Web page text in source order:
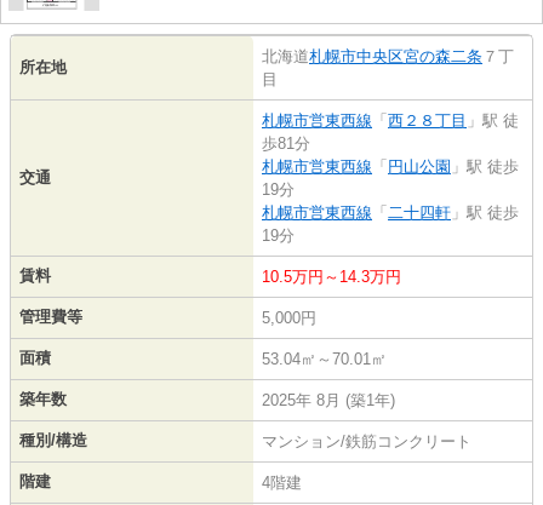
所在地
北海道札幌市中央区宮の森二条 ７丁
目
交通
札幌市営東西線 「西２８丁目 」駅 徒
歩81分
札幌市営東西線 「円山公園 」駅 徒歩
19分
札幌市営東西線 「 二十四軒 」駅 徒歩
19分
賃料 10.5万円～14.3万円
管理費等 5,000円
面積 53.04㎡～70.01㎡
築年数 2025年 8月 (築1年)
種別/構造 マンション/鉄筋コンクリート
階建 4階建